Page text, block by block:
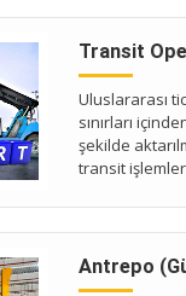
Transit
Uluslararası
sınırları
şekilde
transit
sağlamaktadır.
Antrepo